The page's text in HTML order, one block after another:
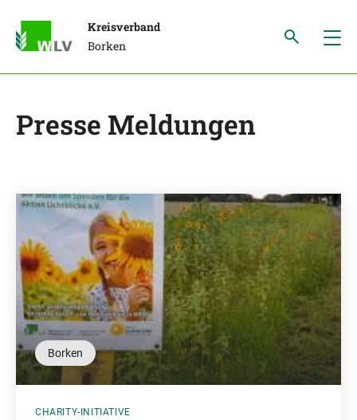
Kreisverband
Borken
Presse Meldungen
Borken
CHARITY-INITIATIVE